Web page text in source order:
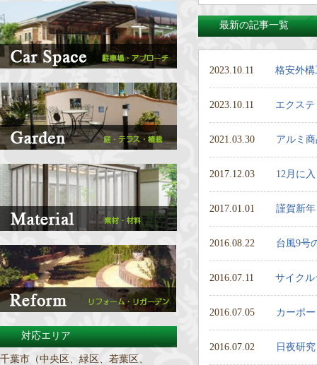
最新の記事一覧
2023.10.11 格安外
2023.10.11 エクス
2021.03.30 アルミ
2017.12.03 12月に
2017.01.01 謹賀新年
2016.08.22 台風9号
2016.07.11 サイク
2016.07.05 カーポ
2016.07.02 日夜研
対応エリア
千葉市（中央区、緑区、若葉区、